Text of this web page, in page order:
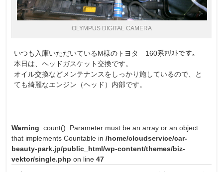
OLYMPUS DIGITAL CAMERA
いつも入庫いただいているM様のトヨタ 160系ｱﾘｽﾄです。
本日は、ヘッドガスケット交換です。
オイル交換などメンテナンスをしっかり施しているので、と
ても綺麗なエンジン（ヘッド）内部です。
Warning: count(): Parameter must be an array or an object
that implements Countable in/home/cloudservice/car-
beauty-park.jp/public_html/wp-content/themes/biz-
vektor/single.php on line47